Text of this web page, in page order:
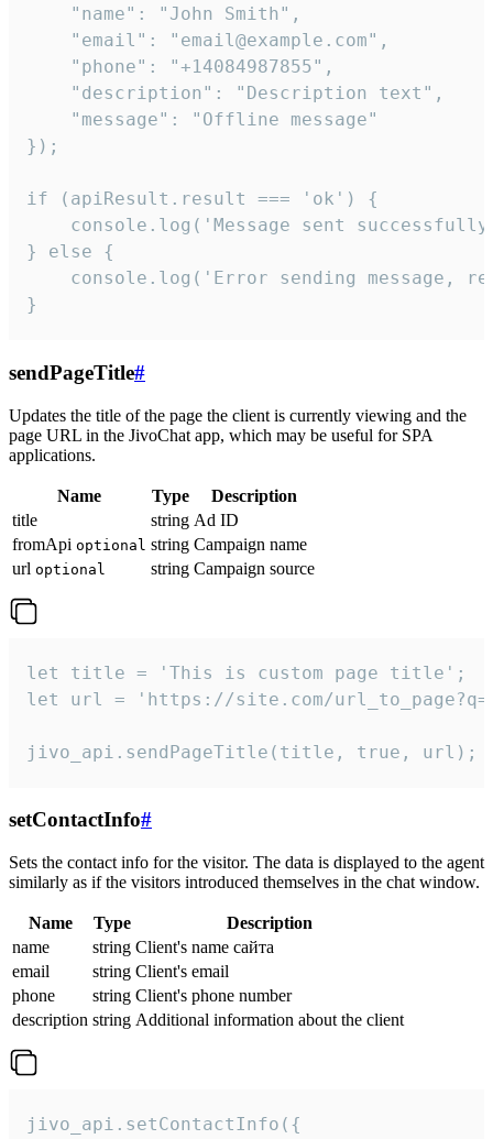
    "name": "John Smith",
    "email": "email@example.com",
    "phone": "+14084987855",
    "description": "Description text",
    "message": "Offline message"
});
if (apiResult.result === 'ok') {
console.log('Message sent
} else {
console.log('Error sending message,
}
sendPageTitle#
Updates the title of the page the client is currently viewing and the
page URL in the JivoChat app, which may be useful for SPA
applications.
Name Type
Description
title
string Ad ID
fromApi optional string Campaign name
url optional string Campaign source
let title = 'This is custom page title';
let url = 'https://site.com/
jivo_api.sendPageTitle(title, true, url);
setContactInfo#
Sets the contact info for the visitor. The data is displayed to the agent
similarly as if the visitors introduced themselves in the chat window.
Name Type
Description
name
string Client's name сайта
email
string Client's email
phone
string Client's phone number
description string Additional information about the client
jivo_api.setContactInfo({